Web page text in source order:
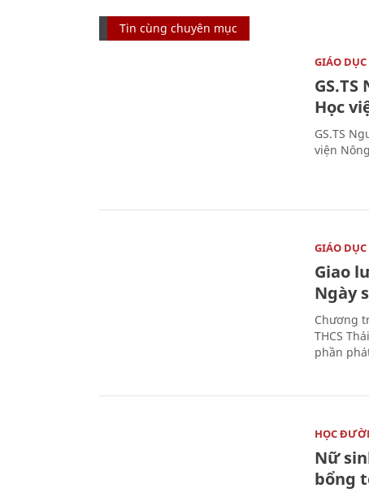
Tin cùng chuyên mục
GIÁO DỤC
Học
GS.TS
viện
GIÁO DỤC
Giao
Ngày
Chương
THCS
phần
HỌC
Nữ
bổng